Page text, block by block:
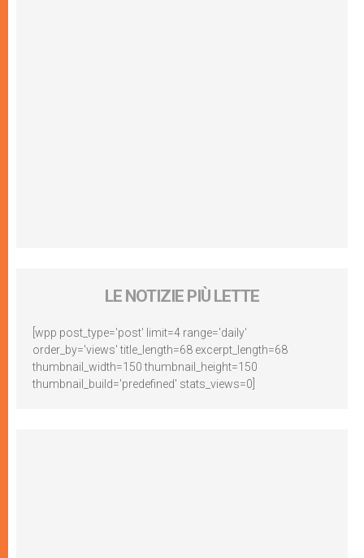
LE NOTIZIE PIÙ LETTE
[wpp post_type='post' limit=4 range='daily'
order_by='views' title_length=68 excerpt_length=68
thumbnail_width=150 thumbnail_height=150
thumbnail_build='predefined' stats_views=0]